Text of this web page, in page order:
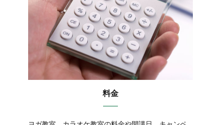
料金